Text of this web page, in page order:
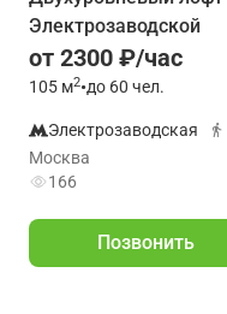
Электрозаводской
от 2300 ₽/час
105 м2•до 60 чел.
Электрозаводская
Москва
166
Позвонить